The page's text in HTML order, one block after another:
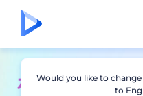
ポスター デ
Would you like to
to